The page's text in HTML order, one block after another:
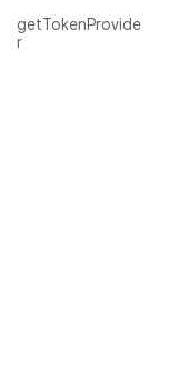
getTokenProvide
r